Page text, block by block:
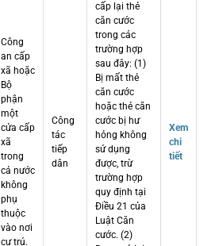
Công
an cấp
xã hoặc
Bộ
phận
một
cửa cấp
xã
trong
cả nước
không
phụ
thuộc
vào nơi
cư trú.
Công
tác
tiếp
dân
cấp lại thẻ
căn cước
trong các
trường hợp
sau đây: (1)
Bị mất thẻ
căn cước
hoặc thẻ căn
cước bị hư
hỏng không
sử dụng
được, trừ
trường hợp
quy định tại
Điều 21 của
Luật Căn
cước. (2)
Xem
chi
tiết